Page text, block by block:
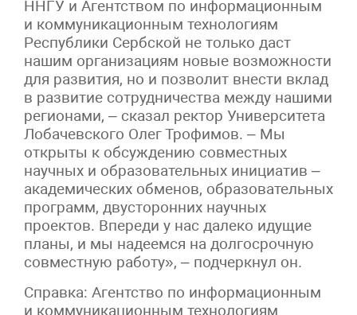
ННГУ и Агентством по информационным
и коммуникационным технологиям
Республики Сербской не только даст
нашим организациям новые возможности
для развития, но и позволит внести вклад
в развитие сотрудничества между нашими
регионами, – сказал ректор Университета
Лобачевского Олег Трофимов. – Мы
открыты к обсуждению совместных
научных и образовательных инициатив –
академических обменов, образовательных
программ, двусторонних научных
проектов. Впереди у нас далеко идущие
планы, и мы надеемся на долгосрочную
совместную работу», – подчеркнул он.
Справка: Агентство по информационным
и коммуникационным технологиям